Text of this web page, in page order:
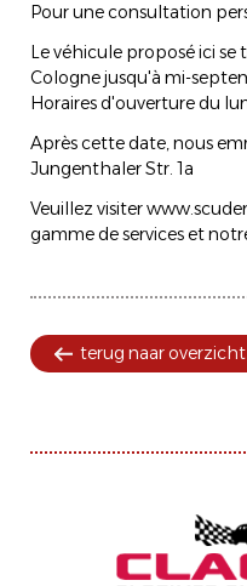
Pour une consultation
Le véhicule proposé ici se
Cologne jusqu'à mi-
Horaires d'ouverture du
Après cette date, nous
Jungenthaler Str. 1a
Veuillez visiter
gamme de services et
terug naar overzicht